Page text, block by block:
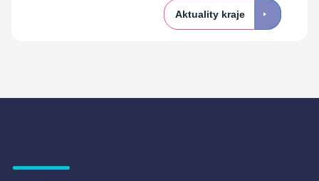
Aktuality kraje